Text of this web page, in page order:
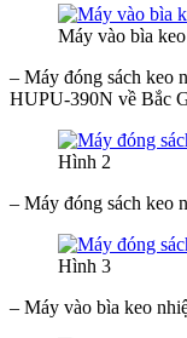
Máy vào bìa
– Máy đóng sách keo
HUPU-390N về Bắc
Hình 2
– Máy đóng sách keo
Hình 3
– Máy vào bìa keo